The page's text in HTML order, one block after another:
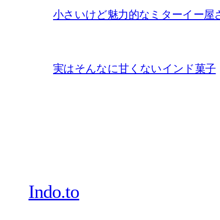
小さいけど魅力的なミターイー屋
実はそんなに甘くないインド菓子
Indo.to